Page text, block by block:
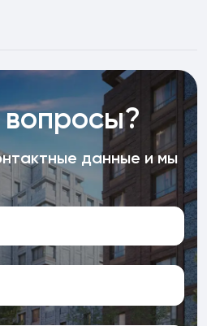
данные и мы